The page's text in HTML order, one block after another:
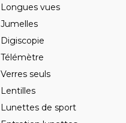
Longues vues
Jumelles
Digiscopie
Télémètre
Verres seuls
Lentilles
Lunettes de sport